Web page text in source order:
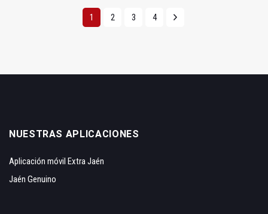
1 2 3 4
NUESTRAS APLICACIONES
Aplicación móvil Extra Jaén
Jaén Genuino